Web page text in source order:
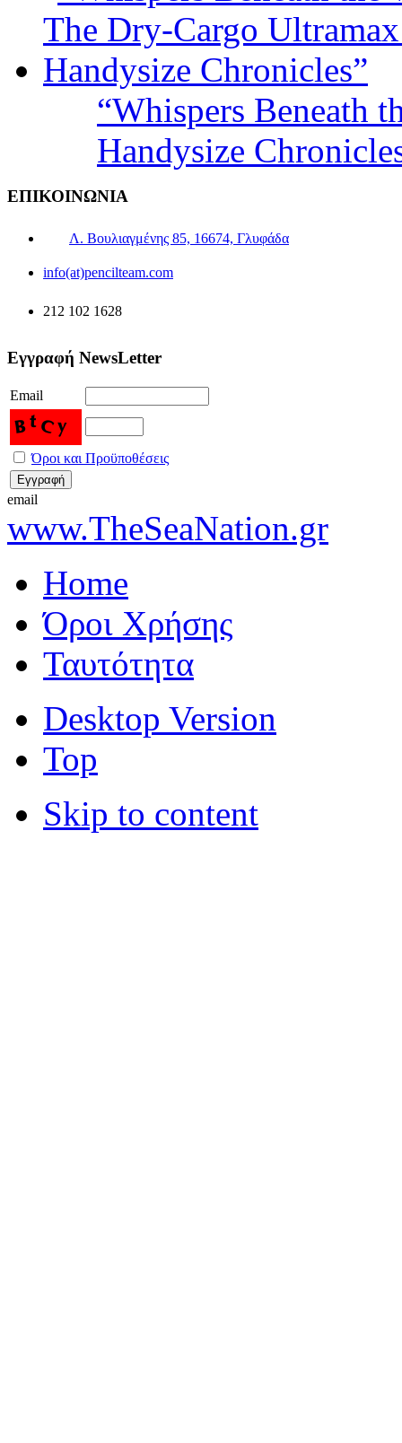
“Whispers Beneath
Handysize
ΕΠΙΚΟΙΝΩΝΙΑ
Λ. Βουλιαγμένης 85, 16674, Γλυφάδα
info(at)pencilteam.com
212 102 1628
Εγγραφή NewsLetter
Email
Όροι και Προϋποθέσεις
email
www.TheSeaNation.gr
Home
Όροι Χρήσης
Ταυτότητα
Desktop Version
Top
Skip to content